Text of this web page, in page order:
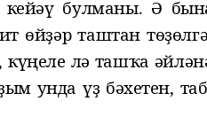
булманы. Ә
өйҙәрташтан
күңеле лә ташҡа
унда үҙ бәхетен,